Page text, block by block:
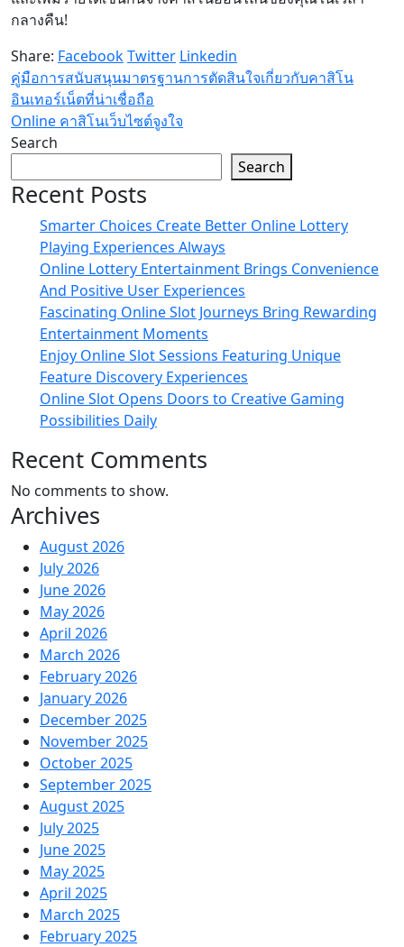
กลางคืน!
Share: FacebookTwitter Linkedin
คู่มือการสนับสนุนมาตรฐานการตัดสินใจเกี่ยวกับคาสิโน
อินเทอร์เน็ตที่น่าเชื่อถือ
Online คาสิโนเว็บไซต์จูงใจ
Search
Search
Recent Posts
Smarter Choices Create Better Online Lottery
Playing Experiences Always
Online Lottery Entertainment Brings Convenience
And Positive User Experiences
Fascinating Online Slot Journeys Bring Rewarding
Entertainment Moments
Enjoy Online Slot Sessions Featuring Unique
Feature Discovery Experiences
Online Slot Opens Doors to Creative Gaming
Possibilities Daily
Recent Comments
No comments to show.
Archives
August 2026
July 2026
June 2026
May 2026
April 2026
March 2026
February 2026
January 2026
December 2025
November 2025
October 2025
September 2025
August 2025
July 2025
June 2025
May 2025
April 2025
March 2025
February 2025